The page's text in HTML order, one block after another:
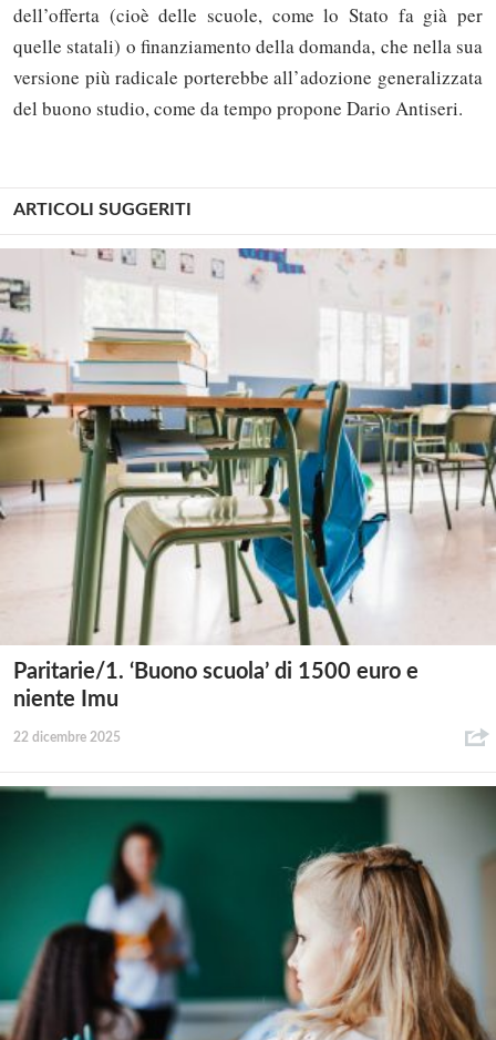
dell’offerta (cioè delle scuole, come lo Stato fa già per
quelle statali) o finanziamento della domanda, che nella sua
versione più radicale porterebbe all’adozione generalizzata
del buono studio, come da tempo propone Dario Antiseri.
ARTICOLI SUGGERITI
Paritarie/1. ‘Buono scuola’ di 1500 euro e
niente Imu
22 dicembre 2025